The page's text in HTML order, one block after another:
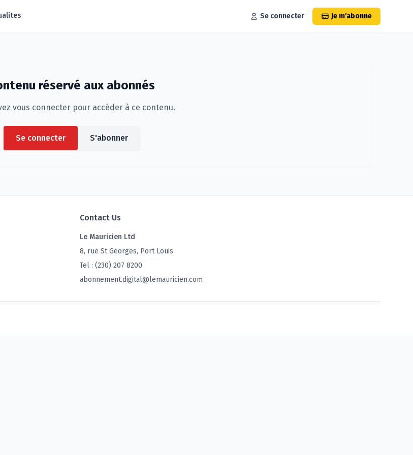
Se connecter Je m'abonne
réservé aux abonnés
vous connecter pour accéder à ce contenu.
Se connecter S'abonner
Contact Us
Le Mauricien Ltd
8, rue St Georges, Port Louis
Tel : (230) 207 8200
abonnement.digital@lemauricien.com